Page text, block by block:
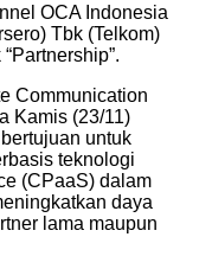
OCA Indonesia
Tbk (Telkom)
Communication
Kamis (23/11)
untuk
teknologi
(CPaaS) dalam
daya
lama maupun